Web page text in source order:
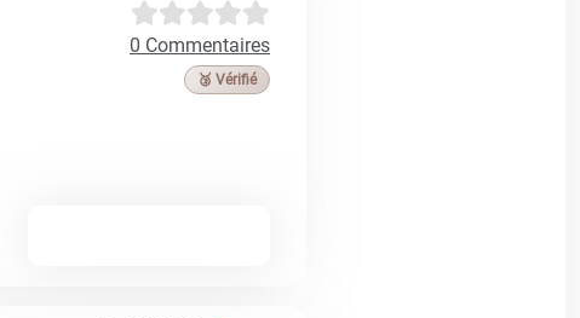
0 Commentaires
🥉 Vérifié